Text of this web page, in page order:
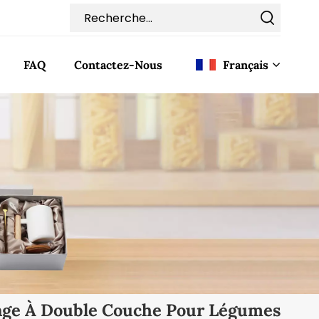
FAQ Contactez-Nous Français
English
Français
Español
À Double Couche Pour Légumes